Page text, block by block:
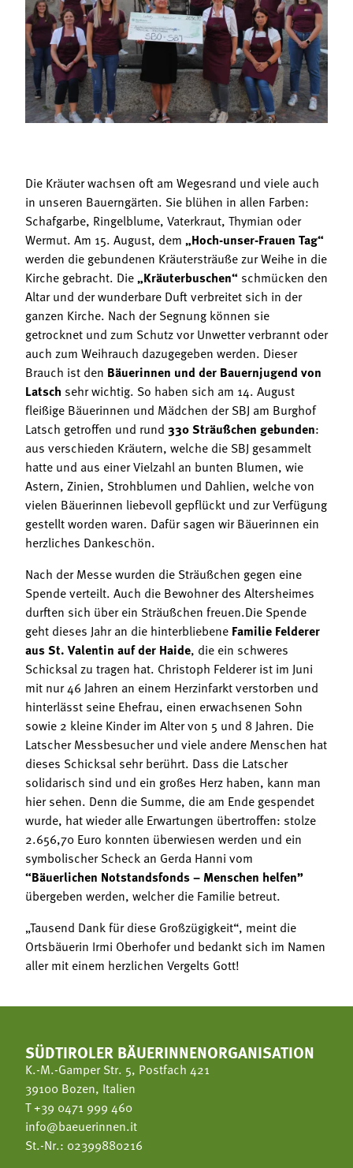
Mitgliedschaft
Landessekretariat
Bäuerliche Buffets
Hofgeschichten
Die Kräuter wachsen oft am Wegesrand und viele auch
in unseren Bauerngärten. Sie blühen in allen Farben:
Schafgarbe, Ringelblume, Vaterkraut, Thymian oder
Wermut. Am 15. August, dem „Hoch-unser-Frauen Tag“
werden die gebundenen Kräutersträuße zur Weihe in die
Kirche gebracht. Die „Kräuterbuschen“ schmücken den
Altar und der wunderbare Duft verbreitet sich in der
ganzen Kirche. Nach der Segnung können sie
getrocknet und zum Schutz vor Unwetter verbrannt oder
auch zum Weihrauch dazugegeben werden. Dieser
Brauch ist den Bäuerinnen und der Bauernjugend von
Latsch sehr wichtig. So haben sich am 14. August
fleißige Bäuerinnen und Mädchen der SBJ am Burghof
Latsch getroffen und rund 330 Sträußchen gebunden:
aus verschieden Kräutern, welche die SBJ gesammelt
hatte und aus einer Vielzahl an bunten Blumen, wie
Astern, Zinien, Strohblumen und Dahlien, welche von
vielen Bäuerinnen liebevoll gepflückt und zur Verfügung
gestellt worden waren. Dafür sagen wir Bäuerinnen ein
herzliches Dankeschön.
Nach der Messe wurden die Sträußchen gegen eine
Spende verteilt. Auch die Bewohner des Altersheimes
durften sich über ein Sträußchen freuen.Die Spende
geht dieses Jahr an die hinterbliebene Familie Felderer
aus St. Valentin auf der Haide, die ein schweres
Schicksal zu tragen hat. Christoph Felderer ist im Juni
mit nur 46 Jahren an einem Herzinfarkt verstorben und
hinterlässt seine Ehefrau, einen erwachsenen Sohn
sowie 2 kleine Kinder im Alter von 5 und 8 Jahren. Die
Latscher Messbesucher und viele andere Menschen hat
dieses Schicksal sehr berührt. Dass die Latscher
solidarisch sind und ein großes Herz haben, kann man
hier sehen. Denn die Summe, die am Ende gespendet
wurde, hat wieder alle Erwartungen übertroffen: stolze
2.656,70 Euro konnten überwiesen werden und ein
symbolischer Scheck an Gerda Hanni vom
“Bäuerlichen Notstandsfonds – Menschen helfen”
übergeben werden, welcher die Familie betreut.
„Tausend Dank für diese Großzügigkeit“, meint die
Ortsbäuerin Irmi Oberhofer und bedankt sich im Namen
aller mit einem herzlichen Vergelts Gott!
SÜDTIROLER BÄUERINNENORGANISATION
K.-M.-Gamper Str. 5, Postfach 421
39100 Bozen, Italien
T+39 0471 999 460
info@baeuerinnen.it
St.-Nr.: 02399880216